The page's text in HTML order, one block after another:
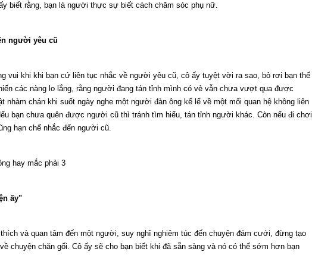
biết rằng, bạn là người thực sự biết cách chăm sóc phụ nữ.
người yêu cũ
vui khi khi bạn cứ liên tục nhắc về người yêu cũ, cô ấy tuyệt vời ra sao, bỏ rơi bạn thế
các nàng lo lắng, rằng người đang tán tỉnh mình có vẻ vẫn chưa vượt qua được
nhàm chán khi suốt ngày nghe một người đàn ông kể lể về một mối quan hệ không liên
bạn chưa quên được người cũ thì tránh tìm hiểu, tán tỉnh người khác. Còn nếu đi chơi
hạn chế nhắc đến người cũ.
ấy"
và quan tâm đến một người, suy nghĩ nghiêm túc đến chuyện đám cưới, đừng tạo
chuyện chăn gối. Cô ấy sẽ cho bạn biết khi đã sẵn sàng và nó có thể sớm hơn bạn